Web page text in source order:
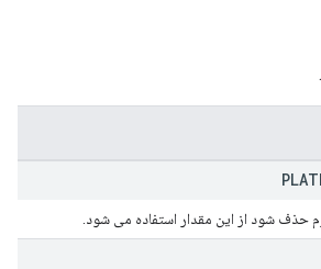
حذف شود از این مقدار استفاده می شود.